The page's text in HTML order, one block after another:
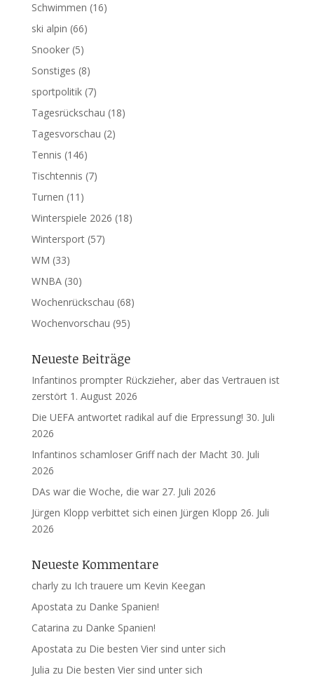
Schwimmen (16)
ski alpin (66)
Snooker(5)
Sonstiges (8)
sportpolitik(7)
Tagesrückschau (18)
Tagesvorschau (2)
Tennis (146)
Tischtennis (7)
Turnen (11)
Winterspiele 2026 (18)
Wintersport(57)
WM (33)
WNBA(30)
Wochenrückschau (68)
Wochenvorschau (95)
Neueste Beiträge
Infantinos prompter Rückzieher, aber das Vertrauen ist
zerstört 1. August 2026
Die UEFA antwortet radikal auf die Erpressung! 30. Juli
2026
Infantinos schamloser Griff nach der Macht 30. Juli
2026
DAs war die Woche, die war 27. Juli 2026
Jürgen Klopp verbittet sich einen Jürgen Klopp 26. Juli
2026
Neueste Kommentare
charlyzu Ich trauere um Kevin Keegan
Apostata zu Danke Spanien!
Catarina zu Danke Spanien!
Apostata zu Die besten Vier sind unter sich
Julia zu Die besten Vier sind unter sich